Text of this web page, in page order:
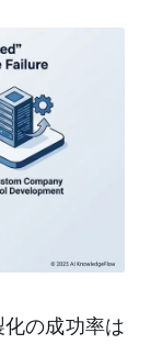
の成功率は